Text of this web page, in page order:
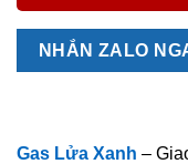
NHẮN ZALO
Gas Lửa Xanh –